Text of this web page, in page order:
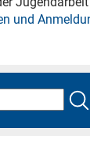
und